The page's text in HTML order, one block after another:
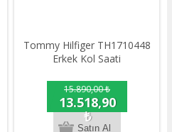
Tommy Hilfiger TH1710448
Erkek Kol Saati
15.890,00 ₺
13.518,90
₺